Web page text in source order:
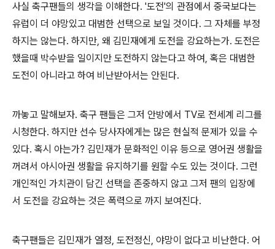
사실 축구팬들의 생각을 이해한다. '도전'의 관점에서 중국보다는
유럽이 더 야망있고 대범한 선택으로 보일 것이다. 그 자체를 부정
하지는 않는다. 하지만, 왜 김민재에게 도전을 강요하는가. 도전은
했을때 박수받을 일이지만 도전하지 않는다고 하여, 혹은 대범한
도전이 아니라고 하여 비난받아서는 안된다.
까놓고 말해보자. 축구 팬들은 그저 안방에서 TV로 전세계 리그를
시청한다. 하지만 선수 당사자에게는 많은 현실적 문제가 있을 수
있다. 혹시 아는가? 김민재가 문화적인 이유 등으로 영어권 생활을
꺼려서 아시아권 생활을 유지하기를 원할 수도 있는 것이다. 그런
개인적인 가치관이 담긴 선택을 존중하지 않고 그저 팬의 입장에
서 도전을 강요하는 것은 폭력으로 까지 보여진다.
축구팬들은 김민재가 열정, 도전정신, 야망이 없다고 비난한다. 어